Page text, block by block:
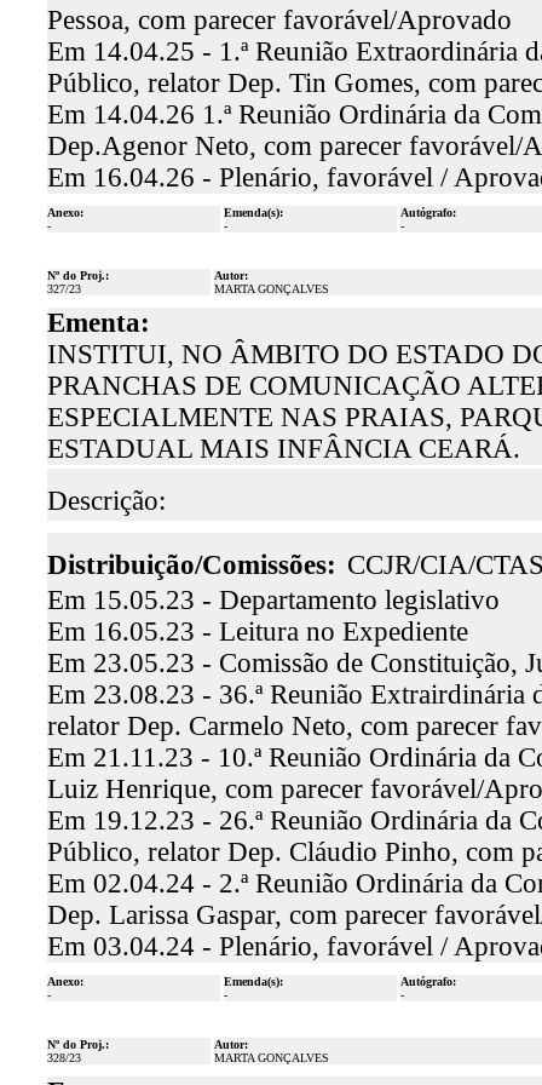
Pessoa, com parecer favorável/Aprovado
Em 14.04.25 - 1.ª Reunião Extraordinária
Público, relator Dep. Tin Gomes, com
Em 14.04.26 1.ª Reunião Ordinária da
Dep.Agenor Neto, com parecer favorável/
Em 16.04.26 - Plenário, favorável /
Anexo:
-
Emenda(s):
-
Autógrafo:
-
Nº do Proj.:
327/23
Autor:
MARTA GONÇALVES
Ementa:
INSTITUI, NO ÂMBITO DO ESTADO
PRANCHAS DE COMUNICAÇÃO
ESPECIALMENTE NAS PRAIAS,
ESTADUAL MAIS INFÂNCIA CEARÁ.
Descrição:
Distribuição/Comissões: CCJR/CIA/
Em 15.05.23 - Departamento legislativo
Em 16.05.23 - Leitura no Expediente
Em 23.05.23 - Comissão de Constituição,
Em 23.08.23 - 36.ª Reunião Extrairdinária
relator Dep. Carmelo Neto, com parecer
Em 21.11.23 - 10.ª Reunião Ordinária da
Luiz Henrique, com parecer favorável/
Em 19.12.23 - 26.ª Reunião Ordinária da
Público, relator Dep. Cláudio Pinho, com
Em 02.04.24 - 2.ª Reunião Ordinária da
Dep. Larissa Gaspar, com parecer
Em 03.04.24 - Plenário, favorável /
Anexo:
-
Emenda(s):
-
Autógrafo:
-
Nº do Proj.:
328/23
Autor:
MARTA GONÇALVES